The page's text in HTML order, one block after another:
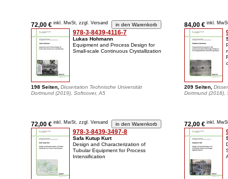
72,00 € inkl. MwSt, zzgl. Versand
978-3-8439-4116-7
Lukas Hohmann
Equipment and Process Design for
Small-scale Continuous Crystallization
198 Seiten, Dissertation Technische Universität
Dortmund (2019), Softcover, A5
72,00 € inkl. MwSt, zzgl. Versand
978-3-8439-3497-8
Safa Kutup Kurt
Design and Characterization of
Tubular Equipment for Process
Intensification
84,00 € inkl.
209 Seiten,
Dortmund (2018),
72,00 € inkl.